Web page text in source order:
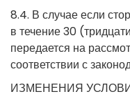
8.4. В случае если
в течение 30
передается на
соответствии с
ИЗМЕНЕНИЯ